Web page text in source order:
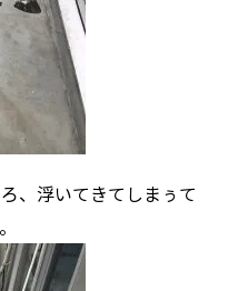
、浮いてきてしまぅて